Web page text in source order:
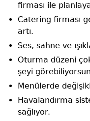
firması ile
Catering firması
artı.
Ses, sahne ve
Oturma düzeni
şeyi
Menülerde
Havalandırma
sağlıyor.